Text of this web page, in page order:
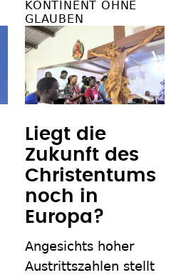
KONTINENT OHNE
GLAUBEN
Liegt die
Zukunft des
Christentums
noch in
Europa?
Angesichts hoher
Austrittszahlen stellt